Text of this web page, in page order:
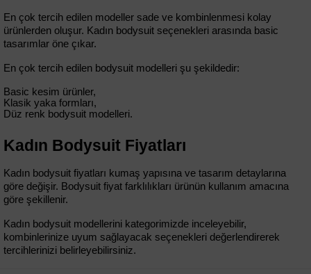
En çok tercih edilen modeller sade ve kombinlenmesi kolay
ürünlerden oluşur. Kadın bodysuit seçenekleri arasında basic
tasarımlar öne çıkar.
En çok tercih edilen bodysuit modelleri şu şekildedir:
Basic kesim ürünler,
Klasik yaka formları,
Düz renk bodysuit modelleri.
Kadın Bodysuit Fiyatları
Kadın bodysuit fiyatları kumaş yapısına ve tasarım detaylarına
göre değişir. Bodysuit fiyat farklılıkları ürünün kullanım amacına
göre şekillenir.
Kadın bodysuit modellerini kategorimizde inceleyebilir,
kombinlerinize uyum sağlayacak seçenekleri değerlendirerek
tercihlerinizi belirleyebilirsiniz.